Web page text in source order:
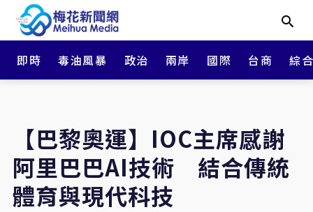
即時 毒油風暴 政治 兩岸 國際 台商 綜
【巴黎奧運】IOC主席感謝
阿里巴巴AI技術 結合傳統
體育與現代科技